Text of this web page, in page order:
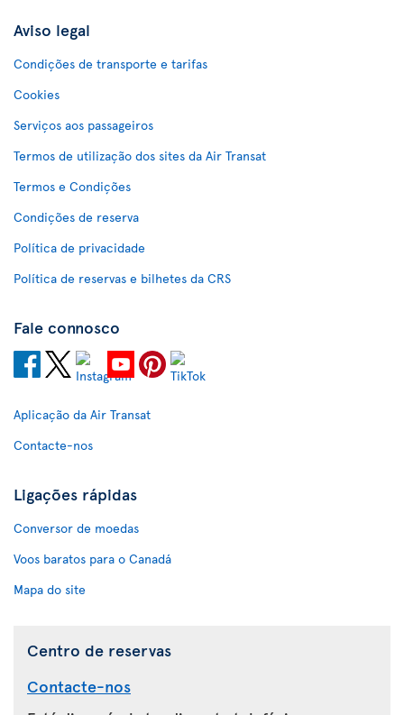
Aviso legal
Condições de transporte e tarifas
Cookies
Serviços aos passageiros
Termos de utilização dos sites da Air Transat
Termos e Condições
Condições de reserva
Política de privacidade
Política de reservas e bilhetes da CRS
Fale connosco
Aplicação da Air Transat
Contacte-nos
Ligações rápidas
Conversor de moedas
Voos baratos para o Canadá
Mapa do site
Centro de reservas
Contacte-nos